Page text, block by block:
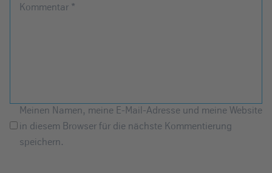
Kommentar *
Meinen Namen, meine E-Mail-Adresse und meine Website
in diesem Browser für die nächste Kommentierung
speichern.